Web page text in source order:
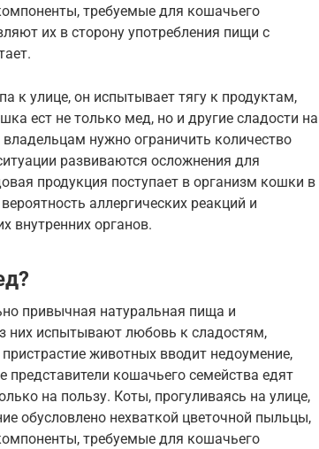
требуемые для кошачьего
их в сторону употребления пищи с
к улице, он испытывает тягу к продуктам,
ест не только мед, но и другие сладости на
нужно ограничить количество
развиваются осложнения для
продукция поступает в организм кошки в
аллергических реакций и
внутренних органов.
привычная натуральная пища и
испытывают любовь к сладостям,
животных вводит недоумение,
представители кошачьего семейства едят
на пользу. Коты, прогуливаясь на улице,
обусловлено нехваткой цветочной пыльцы,
требуемые для кошачьего